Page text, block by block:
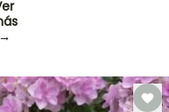
→